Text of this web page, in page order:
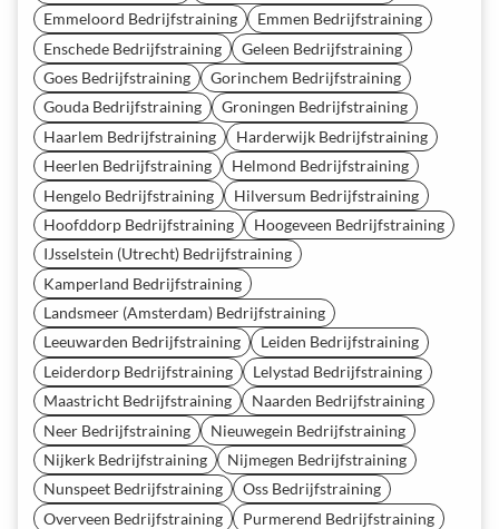
Emmeloord Bedrijfstraining
Emmen Bedrijfstraining
Enschede Bedrijfstraining
Geleen Bedrijfstraining
Goes Bedrijfstraining
Gorinchem Bedrijfstraining
Gouda Bedrijfstraining
Groningen Bedrijfstraining
Haarlem Bedrijfstraining
Harderwijk Bedrijfstraining
Heerlen Bedrijfstraining
Helmond Bedrijfstraining
Hengelo Bedrijfstraining
Hilversum Bedrijfstraining
Hoofddorp Bedrijfstraining
Hoogeveen Bedrijfstraining
IJsselstein (Utrecht) Bedrijfstraining
Kamperland Bedrijfstraining
Landsmeer (Amsterdam) Bedrijfstraining
Leeuwarden Bedrijfstraining
Leiden Bedrijfstraining
Leiderdorp Bedrijfstraining
Lelystad Bedrijfstraining
Maastricht Bedrijfstraining
Naarden Bedrijfstraining
Neer Bedrijfstraining
Nieuwegein Bedrijfstraining
Nijkerk Bedrijfstraining
Nijmegen Bedrijfstraining
Nunspeet Bedrijfstraining
Oss Bedrijfstraining
Overveen Bedrijfstraining
Purmerend Bedrijfstraining